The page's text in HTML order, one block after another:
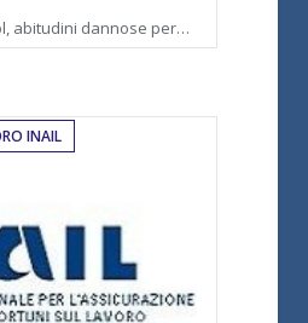
abitudini dannose per…
INAIL